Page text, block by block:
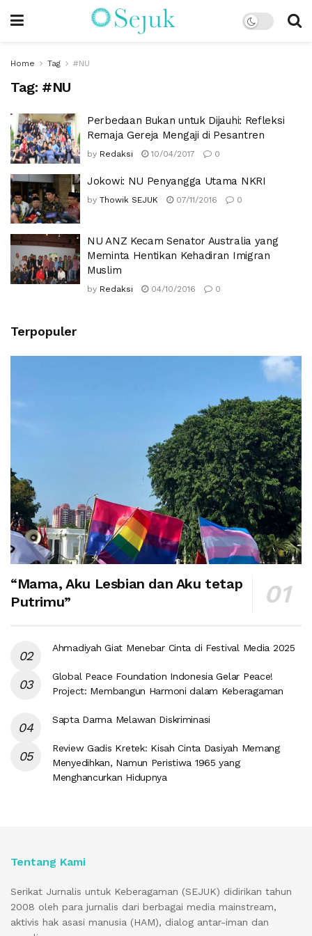
Home Tag #NU
Tag: #NU
Perbedaan Bukan untuk Dijauhi: Refleksi
Remaja Gereja Mengaji di Pesantren
by Redaksi 10/04/2017 0
Jokowi: NU Penyangga Utama NKRI
by Thowik SEJUK 07/11/2016 0
NU ANZ Kecam Senator Australia yang
Meminta Hentikan Kehadiran Imigran
Muslim
by Redaksi 04/10/2016 0
Terpopuler
“Mama, Aku Lesbian dan Aku tetap
Putrimu”
Ahmadiyah Giat Menebar Cinta di Festival Media 2025
Global Peace Foundation Indonesia Gelar Peace!
Project: Membangun Harmoni dalam Keberagaman
Sapta Darma Melawan Diskriminasi
Review Gadis Kretek: Kisah Cinta Dasiyah Memang
Menyedihkan, Namun Peristiwa 1965 yang
Menghancurkan Hidupnya
Tentang Kami
Serikat Jurnalis untuk Keberagaman (SEJUK) didirikan tahun
2008 oleh para jurnalis dari berbagai media mainstream,
aktivis hak asasi manusia (HAM), dialog antar-iman dan